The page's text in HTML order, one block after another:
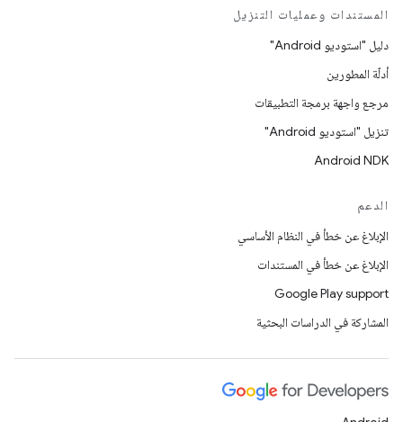
المستندات وعمليات التنزيل
دليل "استوديو Android"
أدلّة المطورين
مرجع واجهة برمجة التطبيقات
تنزيل "استوديو Android"
Android NDK
الدعم
الإبلاغ عن خطأ في النظام الأساسي
الإبلاغ عن خطأ في المستندات
Google Play support
المشاركة في الدراسات البحثية